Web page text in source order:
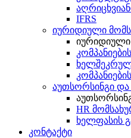
IFRS
იურიდიული
იურიდიული
აუთსორსინგი და
HR
ხელფასის
კონტაქტი